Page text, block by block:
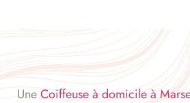
UneCoiffeuse à domicile à